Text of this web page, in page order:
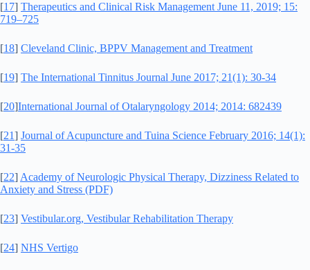
[17] Therapeutics and Clinical Risk Management June 11, 2019; 15:
719–725
[18] Cleveland Clinic, BPPV Management and Treatment
[19] The International Tinnitus Journal June 2017; 21(1): 30-34
[20]International Journal of Otalaryngology 2014; 2014: 682439
[21] Journal of Acupuncture and Tuina Science February 2016; 14(1):
31-35
[22]Academy of Neurologic Physical Therapy, Dizziness Related to
Anxiety and Stress (PDF)
[23] Vestibular.org, Vestibular Rehabilitation Therapy
[24] NHS Vertigo